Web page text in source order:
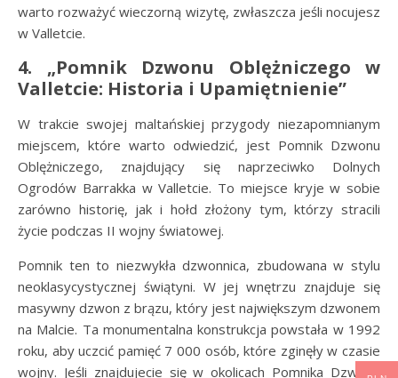
warto rozważyć wieczorną wizytę, zwłaszcza jeśli nocujesz
w Valletcie.
4. „Pomnik Dzwonu Oblężniczego w
Valletcie: Historia i Upamiętnienie”
W trakcie swojej maltańskiej przygody niezapomnianym
miejscem, które warto odwiedzić, jest Pomnik Dzwonu
Oblężniczego, znajdujący się naprzeciwko Dolnych
Ogrodów Barrakka w Valletcie. To miejsce kryje w sobie
zarówno historię, jak i hołd złożony tym, którzy stracili
życie podczas II wojny światowej.
Pomnik ten to niezwykła dzwonnica, zbudowana w stylu
neoklasycystycznej świątyni. W jej wnętrzu znajduje się
masywny dzwon z brązu, który jest największym dzwonem
na Malcie. Ta monumentalna konstrukcja powstała w 1992
roku, aby uczcić pamięć 7 000 osób, które zginęły w czasie
wojny. Jeśli znajdujecie się w okolicach Pomnika Dzwonu